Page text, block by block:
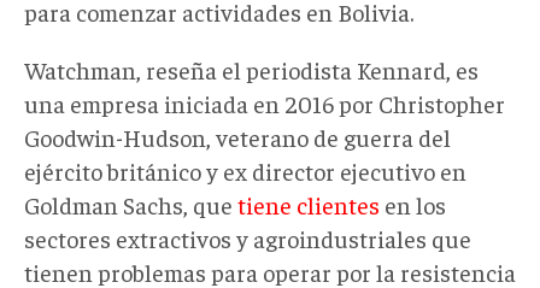
para comenzar actividades en Bolivia.
Watchman, reseña el periodista Kennard, es
una empresa iniciada en 2016 por Christopher
Goodwin-Hudson, veterano de guerra del
ejército británico y ex director ejecutivo en
Goldman Sachs, que tiene clientes en los
sectores extractivos y agroindustriales que
tienen problemas para operar por la resistencia